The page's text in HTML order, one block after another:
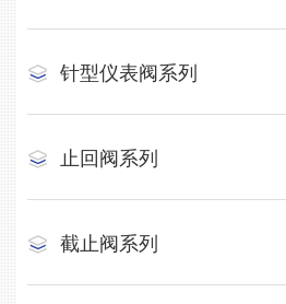
针型仪表阀系列
止回阀系列
截止阀系列